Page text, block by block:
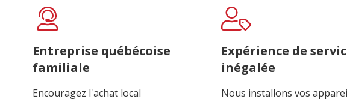
Entreprise québécoise
familiale
Encouragez l'achat local
Expérience de
inégalée
Nous installons vos